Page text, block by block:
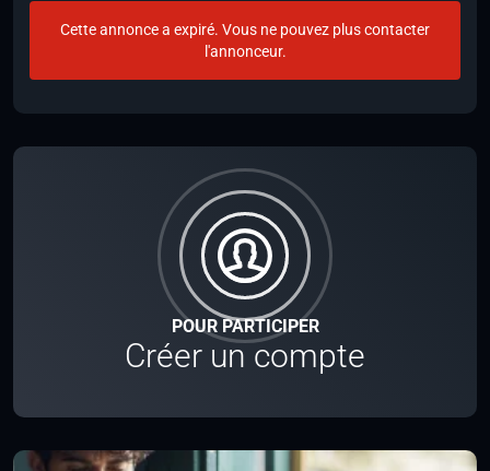
POUR PARTICIPER
Créer un compte
Cette annonce a expiré. Vous ne pouvez plus contacter
l'annonceur.